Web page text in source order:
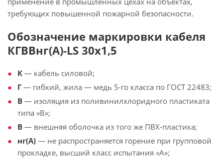
требующих повышенной пожарной безопасности.
Обозначение маркировки кабеля
КГВВнг(А)-LS 30х1,5
К — кабель силовой;
Г — гибкий, жила — медь 5-го класса по ГОСТ 22483;
В — изоляция из поливинилхлоридного пластиката
типа «В»;
В — внешняя оболочка из того же ПВХ-пластика;
нг(А) — не распространяется горение при групповой
прокладке, высший класс испытания «А»;